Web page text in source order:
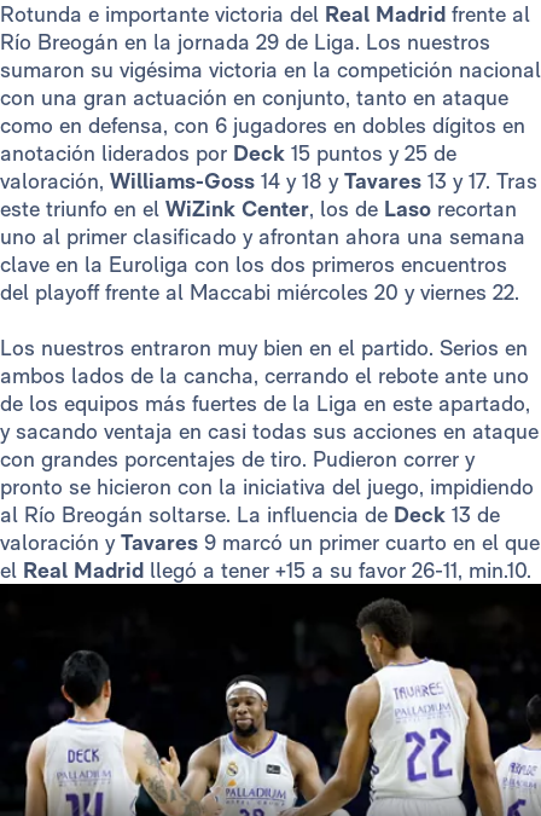
Rotunda e importante victoria del Real Madrid frente al
Río Breogán en la jornada 29 de Liga. Los nuestros
sumaron su vigésima victoria en la competición nacional
con una gran actuación en conjunto, tanto en ataque
como en defensa, con 6 jugadores en dobles dígitos en
anotación liderados por Deck 15 puntos y 25 de
valoración, Williams-Goss 14 y 18 yTavares 13 y 17. Tras
este triunfo en el WiZink Center, los de Laso recortan
uno al primer clasificado y afrontan ahora una semana
clave en la Euroliga con los dos primeros encuentros
del playoff frente al Maccabi miércoles 20 y viernes 22.
Los nuestros entraron muy bien en el partido. Serios en
ambos lados de la cancha, cerrando el rebote ante uno
de los equipos más fuertes de la Liga en este apartado,
y sacando ventaja en casi todas sus acciones en ataque
con grandes porcentajes de tiro. Pudieron correr y
pronto se hicieron con la iniciativa del juego, impidiendo
al Río Breogán soltarse. La influencia de Deck 13 de
valoración yTavares 9 marcó un primer cuarto en el que
el Real Madrid llegó a tener +15 a su favor 26-11, min.10.